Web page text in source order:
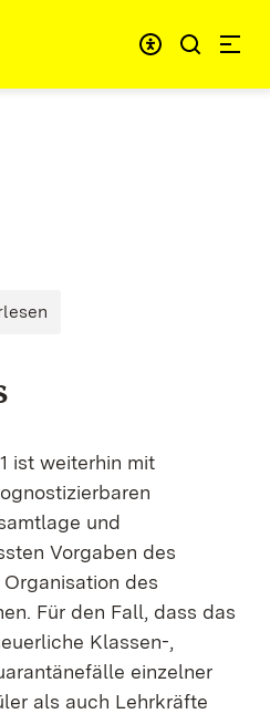
ist weiterhin mit
und
Vorgaben des
des
Für den Fall, dass das
Klassen-,
einzelner
als auch Lehrkräfte